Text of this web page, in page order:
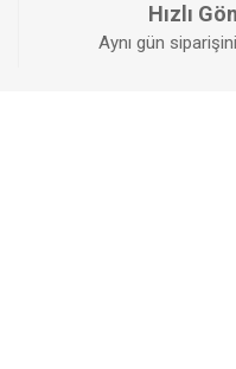
Hızlı
Aynı gün